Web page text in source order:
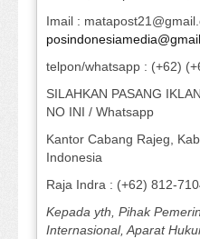
Imail :
telpon/whatsapp : (+62)
SILAHKAN PASANG
NO INI / Whatsapp
Kantor Cabang Rajeg,
Indonesia
Raja Indra : (+62) 812-
Kepada yth, Pihak
Internasional, Aparat